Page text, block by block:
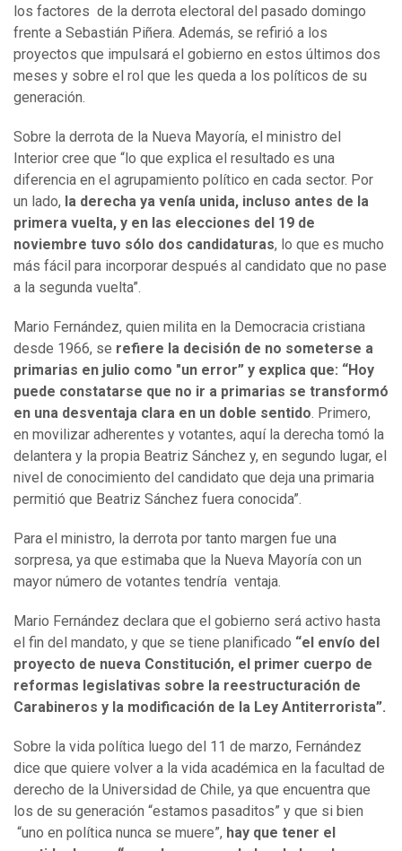
los factores de la derrota electoral del pasado domingo
frente a Sebastián Piñera. Además, se refirió a los
proyectos que impulsará el gobierno en estos últimos dos
meses y sobre el rol que les queda a los políticos de su
generación.
Sobre la derrota de la Nueva Mayoría, el ministro del
Interior cree que “lo que explica el resultado es una
diferencia en el agrupamiento político en cada sector. Por
un lado, la derecha ya venía unida, incluso antes de la
primera vuelta, y en las elecciones del 19 de
noviembre tuvo sólo dos candidaturas, lo que es mucho
más fácil para incorporar después al candidato que no pase
a la segunda vuelta”.
Mario Fernández, quien milita en la Democracia cristiana
desde 1966, se refiere la decisión de no someterse a
primarias en julio como "un error” y explica que: “Hoy
puede constatarse que no ir a primarias se transformó
en una desventaja clara en un doble sentido. Primero,
en movilizar adherentes y votantes, aquí la derecha tomó la
delantera y la propia Beatriz Sánchez y, en segundo lugar, el
nivel de conocimiento del candidato que deja una primaria
permitió que Beatriz Sánchez fuera conocida”.
Para el ministro, la derrota por tanto margen fue una
sorpresa, ya que estimaba que la Nueva Mayoría con un
mayor número de votantes tendría ventaja.
Mario Fernández declara que el gobierno será activo hasta
el fin del mandato, y que se tiene planificado “el envío del
proyecto de nueva Constitución, el primer cuerpo de
reformas legislativas sobre la reestructuración de
Carabineros y la modificación de la Ley Antiterrorista”.
Sobre la vida política luego del 11 de marzo, Fernández
dice que quiere volver a la vida académica en la facultad de
derecho de la Universidad de Chile, ya que encuentra que
los de su generación “estamos pasaditos” y que si bien
“uno en política nunca se muere”, hay que tener el